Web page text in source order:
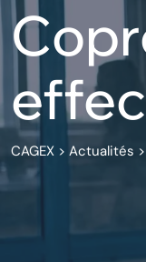
CAGEX > Actualités >